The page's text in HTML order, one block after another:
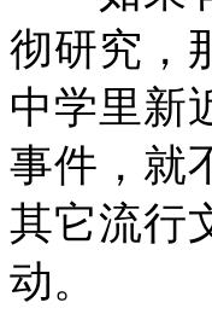
彻研究，
中学里新
事件，就
其它流行
动。